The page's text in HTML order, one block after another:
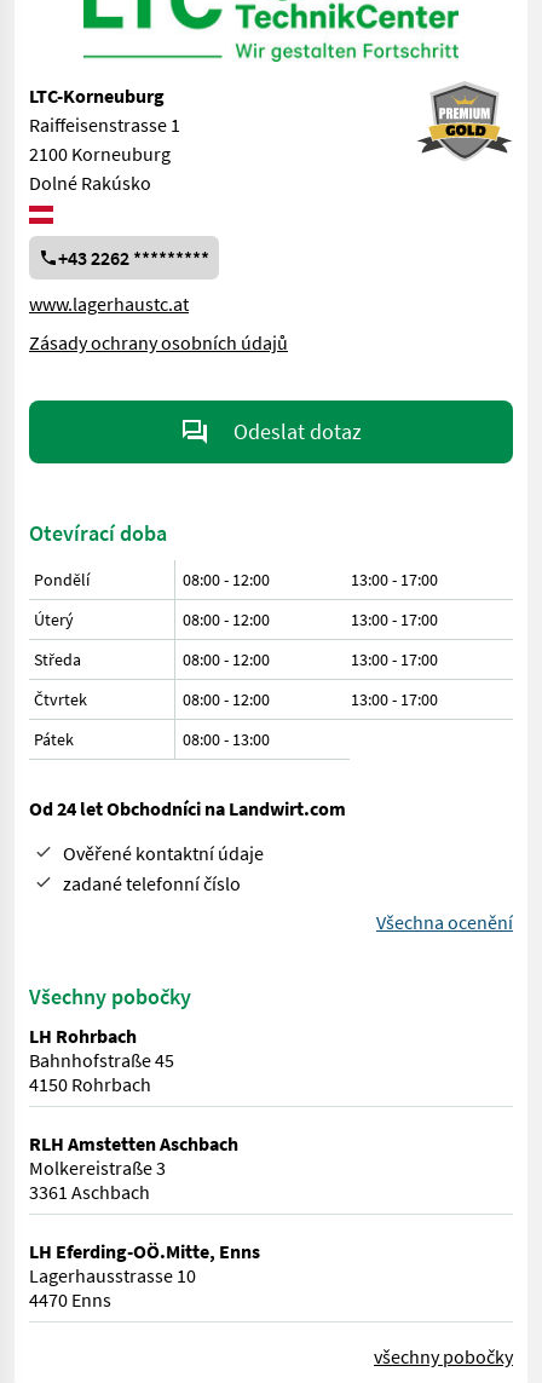
LTC-Korneuburg
Raiffeisenstrasse 1
2100 Korneuburg
Dolné Rakúsko
+43 2262 *********
www.lagerhaustc.at
Zásady ochrany osobních údajů
Odeslat dotaz
Otevírací doba
Pondělí 08:00 - 12:00
13:00 - 17:00
Úterý
08:00 - 12:00
13:00 - 17:00
Středa
08:00 - 12:00
13:00 - 17:00
Čtvrtek
08:00 - 12:00
13:00 - 17:00
Pátek
08:00- 13:00
Od 24 let Obchodníci na Landwirt.com
Ověřené kontaktní údaje
zadané telefonní číslo
Všechna ocenění
Všechny pobočky
LH Rohrbach
Bahnhofstraße 45
4150 Rohrbach
RLH Amstetten Aschbach
Molkereistraße 3
3361 Aschbach
LH Eferding-OÖ.Mitte, Enns
Lagerhausstrasse 10
4470 Enns
všechny pobočky